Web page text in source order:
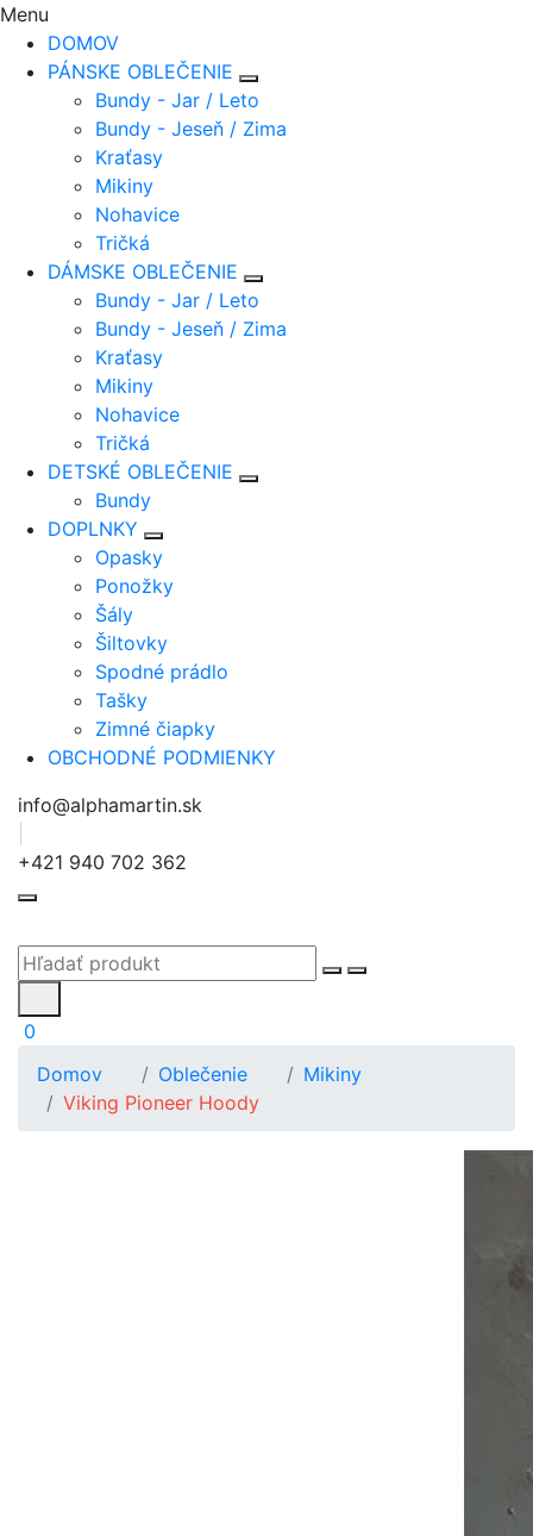
Menu
DOMOV
PÁNSKE OBLEČENIE
Bundy - Jar / Leto
Bundy - Jeseň / Zima
Kraťasy
Mikiny
Nohavice
Tričká
DÁMSKE OBLEČENIE
Bundy - Jar / Leto
Bundy - Jeseň / Zima
Kraťasy
Mikiny
Nohavice
Tričká
DETSKÉ OBLEČENIE
Bundy
DOPLNKY
Opasky
Ponožky
Šály
Šiltovky
Spodné prádlo
Tašky
Zimné čiapky
OBCHODNÉ PODMIENKY
info@alphamartin.sk
+421 940 702 362
0
Domov
Oblečenie
Mikiny
Viking Pioneer Hoody